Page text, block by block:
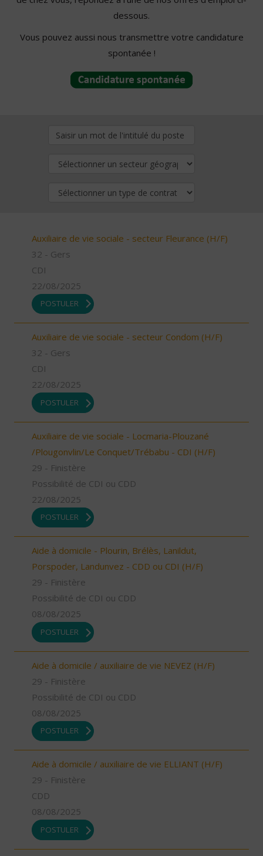
dessous.
Vous pouvez aussi nous transmettre votre candidature
spontanée !
Auxiliaire de vie sociale - secteur Fleurance (H/F)
32 - Gers
CDI
22/08/2025
POSTULER
Auxiliaire de vie sociale - secteur Condom (H/F)
32 - Gers
CDI
22/08/2025
POSTULER
Auxiliaire de vie sociale - Locmaria-Plouzané
/Plougonvlin/Le Conquet/Trébabu - CDI (H/F)
29 - Finistère
Possibilité de CDI ou CDD
22/08/2025
POSTULER
Aide à domicile - Plourin, Brélès, Lanildut,
Porspoder, Landunvez - CDD ou CDI (H/F)
29 - Finistère
Possibilité de CDI ou CDD
08/08/2025
POSTULER
Aide à domicile / auxiliaire de vie NEVEZ (H/F)
29 - Finistère
Possibilité de CDI ou CDD
08/08/2025
POSTULER
Aide à domicile / auxiliaire de vie ELLIANT (H/F)
29 - Finistère
CDD
08/08/2025
POSTULER